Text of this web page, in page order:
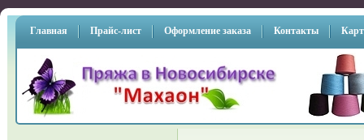
Главная Прайс-лист Оформление заказа Контакты